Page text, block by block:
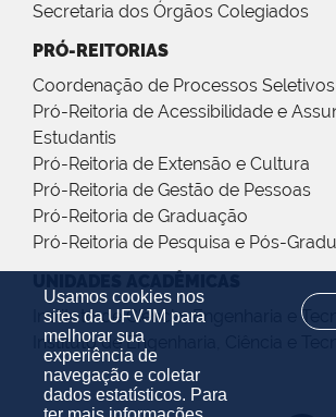
Usamos cookies nos
sites da UFVJM para
melhorar sua
experiência de
navegação e coletar
dados estatísticos. Para
Secretaria dos Órgãos Colegiados
PRÓ-REITORIAS
Coordenação de Processos Seletivos
Pró-Reitoria de Acessibilidade e
Estudantis
Pró-Reitoria de Extensão e Cultura
Pró-Reitoria de Gestão de Pessoas
Pró-Reitoria de Graduação
Pró-Reitoria de Pesquisa e Pós-
Instituto de Ciência, Engenharia e
Instituto de Engenharia, Ciência e